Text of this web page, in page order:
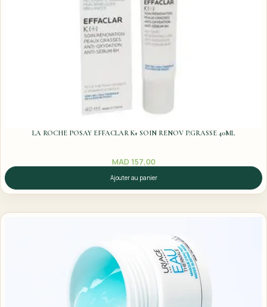
LA ROCHE POSAY EFFACLAR K+ SOIN RENOV P.GRASSE 40ML
MAD 157,00
Ajouter au panier